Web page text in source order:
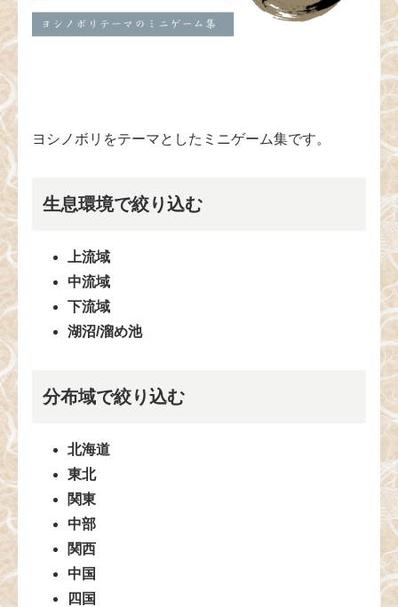
ヨシノボリをテーマとしたミニゲーム集です。
生息環境で絞り込む
上流域
中流域
下流域
湖沼/溜め池
分布域で絞り込む
北海道
東北
関東
中部
関西
中国
四国